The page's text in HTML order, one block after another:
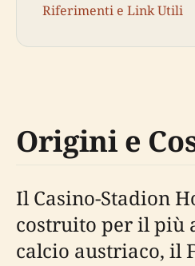
Riferimenti e Link Utili
Origini e
Il Casino-Stadion
costruito per il più
calcio austriaco, il